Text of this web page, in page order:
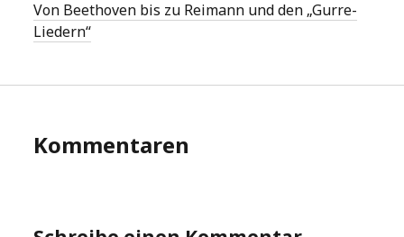
Von Beethoven bis zu Reimann und den „Gurre-
Liedern“
Kommentaren